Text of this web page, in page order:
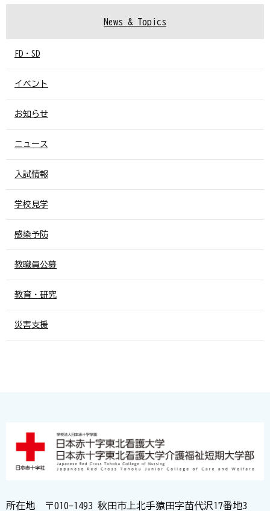
ー
News & Topics
FD・SD
イベント
お知らせ
ニュース
入試情報
学校見学
感染予防
教職員公募
教育・研究
災害支援
所在地 〒010-1493 秋田市上北手猿田字苗代沢17番地3